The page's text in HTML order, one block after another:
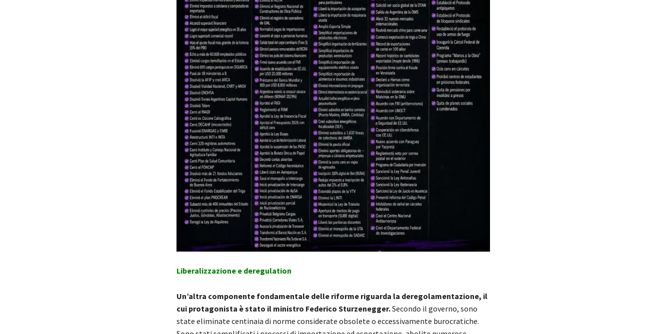
Liberalizzazione e deregulation
Un’altra componente fondamentale delle riforme riguarda la deregolamentazione, il
cui protagonista è stato il ministro Federico Sturzenegger.Secondo il governo, sono
state eliminate centinaia di norme considerate obsolete o eccessivamente burocratiche.